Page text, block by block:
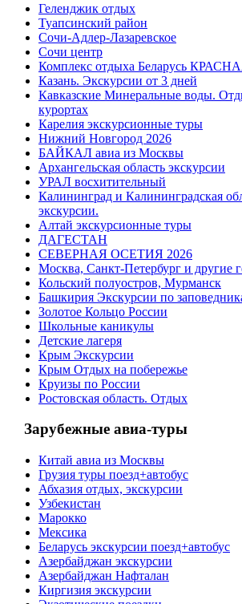
Геленджик отдых
Туапсинский район
Сочи-Адлер-Лазаревское
Сочи центр
Комплекс отдыха Беларусь
Казань. Экскурсии от 3 дней
Кавказские Минеральные воды.
курортах
Карелия экскурсионные туры
Нижний Новгород 2026
БАЙКАЛ авиа из Москвы
Архангельская область экскурсии
УРАЛ восхитительный
Калининград и Калининградская
экскурсии.
Алтай экскурсионные туры
ДАГЕСТАН
СЕВЕРНАЯ ОСЕТИЯ 2026
Москва, Санкт-Петербург и другие
Кольский полуостров, Мурманск
Башкирия Экскурсии по
Золотое Кольцо России
Школьные каникулы
Детские лагеря
Крым Экскурсии
Крым Отдых на побережье
Круизы по России
Ростовская область. Отдых
Зарубежные авиа-туры
Китай авиа из Москвы
Грузия туры поезд+автобус
Абхазия отдых, экскурсии
Узбекистан
Марокко
Мексика
Беларусь экскурсии поезд+автобус
Азербайджан экскурсии
Азербайджан Нафталан
Киргизия экскурсии